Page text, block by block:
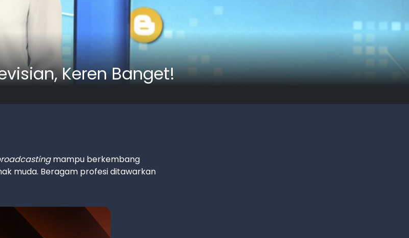
Keren Banget!
mampu berkembang
muda. Beragam profesi ditawarkan